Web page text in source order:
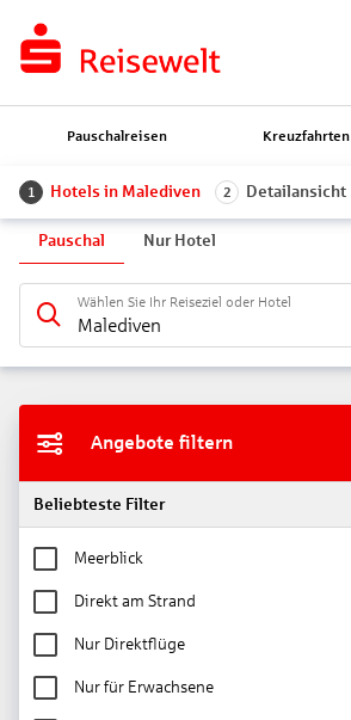
Pauschalreisen Kreuzfahrten
1 Hotels in Malediven 2 Detailansicht
Pauschal Nur Hotel
Wählen Sie Ihr Reiseziel oder Hotel
Malediven
Angebote filtern
Beliebteste Filter
Meerblick
Direkt am Strand
Nur Direktflüge
Nur für Erwachsene